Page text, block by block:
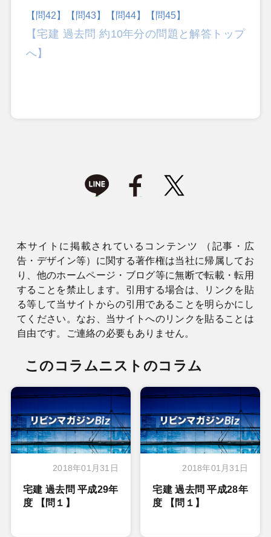
【問42】 【問43】 【問44】 【問45】
【宅建 過去問 約10年分の問題と解答トップ
へ】
本サイトに掲載されているコンテンツ （記事・広
告・デザイン等）に関する著作権は当社に帰属してお
り、他のホームページ・ブログ等に無断で転載・転用
することを禁止します。引用する場合は、リンクを貼
る等して当サイトからの引用であることを明らかにし
てください。なお、当サイトへのリンクを貼ることは
自由です。ご連絡の必要もありません。
このコラムニストのコラム
2018年01月31日
宅建 過去問 平成29年
度 【問１】
2018年01月31日
宅建 過去問 平成28年
度 【問１】